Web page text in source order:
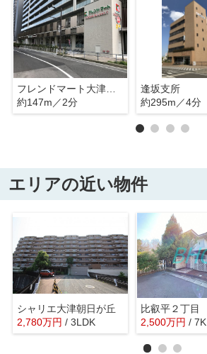
フレンドマート大津駅前店
約147m／2分
逢坂支所
約295m／4分
エリアの近い物件
シャリエ大津朝日が丘
2,780万円 / 3LDK
比叡平２丁目
2,500万円 / 7K